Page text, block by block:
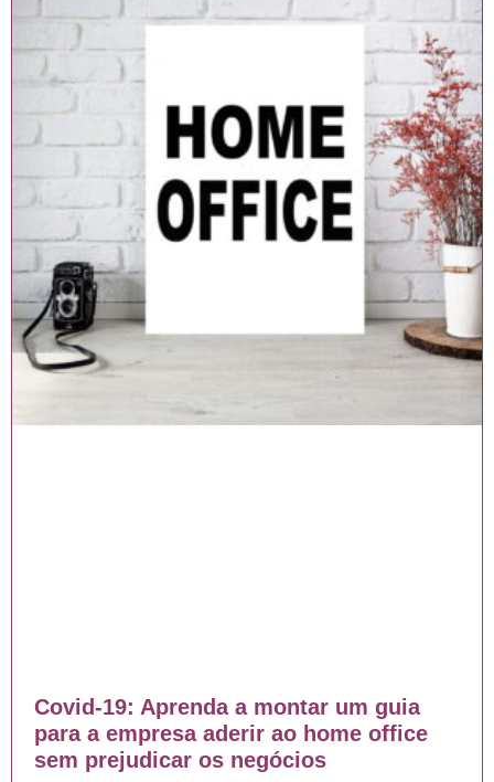
Covid-19: Aprenda a montar um guia
para a empresa aderir ao home office
sem prejudicar os negócios